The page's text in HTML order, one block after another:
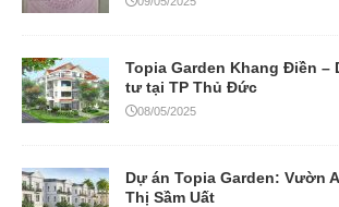
Topia Garden Khang Điền –
tư tại TP Thủ Đức
08/05/2025
Dự án Topia Garden: Vườn
Thị Sầm Uất